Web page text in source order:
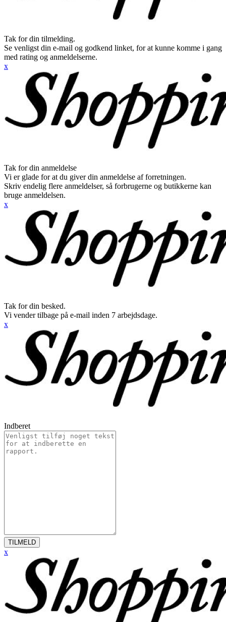
Tak for din tilmelding.
Se venligst din e-mail og godkend linket, for at kunne komme i gang
med rating og anmeldelserne.
x
Tak for din anmeldelse
Vi er glade for at du giver din anmeldelse af forretningen.
Skriv endelig flere anmeldelser, så forbrugerne og butikkerne kan
bruge anmeldelsen.
x
Tak for din besked.
Vi vender tilbage på e-mail inden 7 arbejdsdage.
x
Indberet
TILMELD
x